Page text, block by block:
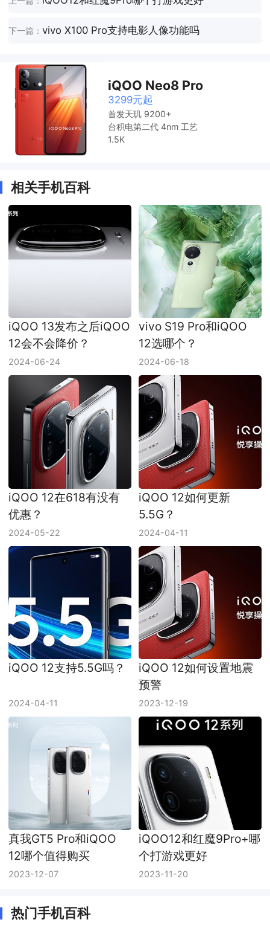
下一篇：vivo X100 Pro支持电影人像功能吗
iQOO Neo8 Pro
3299元起
首发天玑 9200+
台积电第二代 4nm 工艺
1.5K
相关手机百科
iQOO 13发布之后iQOO
12会不会降价？
2024-06-24
vivo S19 Pro和iQOO
12选哪个？
2024-06-18
iQOO 12在618有没有
优惠？
2024-05-22
iQOO 12如何更新
5.5G？
2024-04-11
iQOO 12支持5.5G吗？
2024-04-11
iQOO 12如何设置地震
预警
2023-12-19
真我GT5 Pro和iQOO
12哪个值得购买
2023-12-07
iQOO12和红魔9Pro+哪
个打游戏更好
2023-11-20
热门手机百科